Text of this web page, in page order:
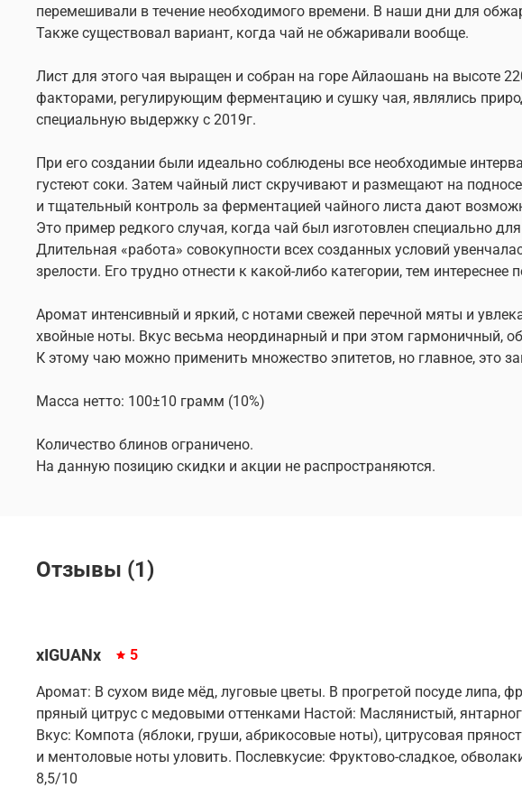
перемешивали в течение необходимого времени. В наши дни для
Также существовал вариант, когда чай не обжаривали вообще.
Лист для этого чая выращен и собран на горе Айлаошань на высоте
факторами, регулирующим ферментацию и сушку чая, являлись
специальную выдержку с 2019г.
При его создании были идеально соблюдены все необходимые
густеют соки. Затем чайный лист скручивают и размещают на
и тщательный контроль за ферментацией чайного листа дают
Это пример редкого случая, когда чай был изготовлен специально
Длительная «работа» совокупности всех созданных условий
зрелости. Его трудно отнести к какой-либо категории, тем интереснее
Аромат интенсивный и яркий, с нотами свежей перечной мяты и
хвойные ноты. Вкус весьма неординарный и при этом гармоничный,
К этому чаю можно применить множество эпитетов, но главное, это
Масса нетто: 100±10 грамм (10%)
Количество блинов ограничено.
На данную позицию скидки и акции не распространяются.
Отзывы (1)
xIGUANx 5
Аромат: В сухом виде мëд, луговые цветы. В прогретой посуде липа,
пряный цитрус с медовыми оттенками Настой: Маслянистый,
Вкус: Компота (яблоки, груши, абрикосовые ноты), цитрусовая
и ментоловые ноты уловить. Послевкусие: Фруктово-сладкое,
8,5/10